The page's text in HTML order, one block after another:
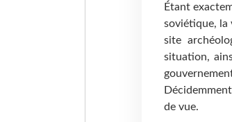
Étant
soviétique, la
site
situation,
de vue.